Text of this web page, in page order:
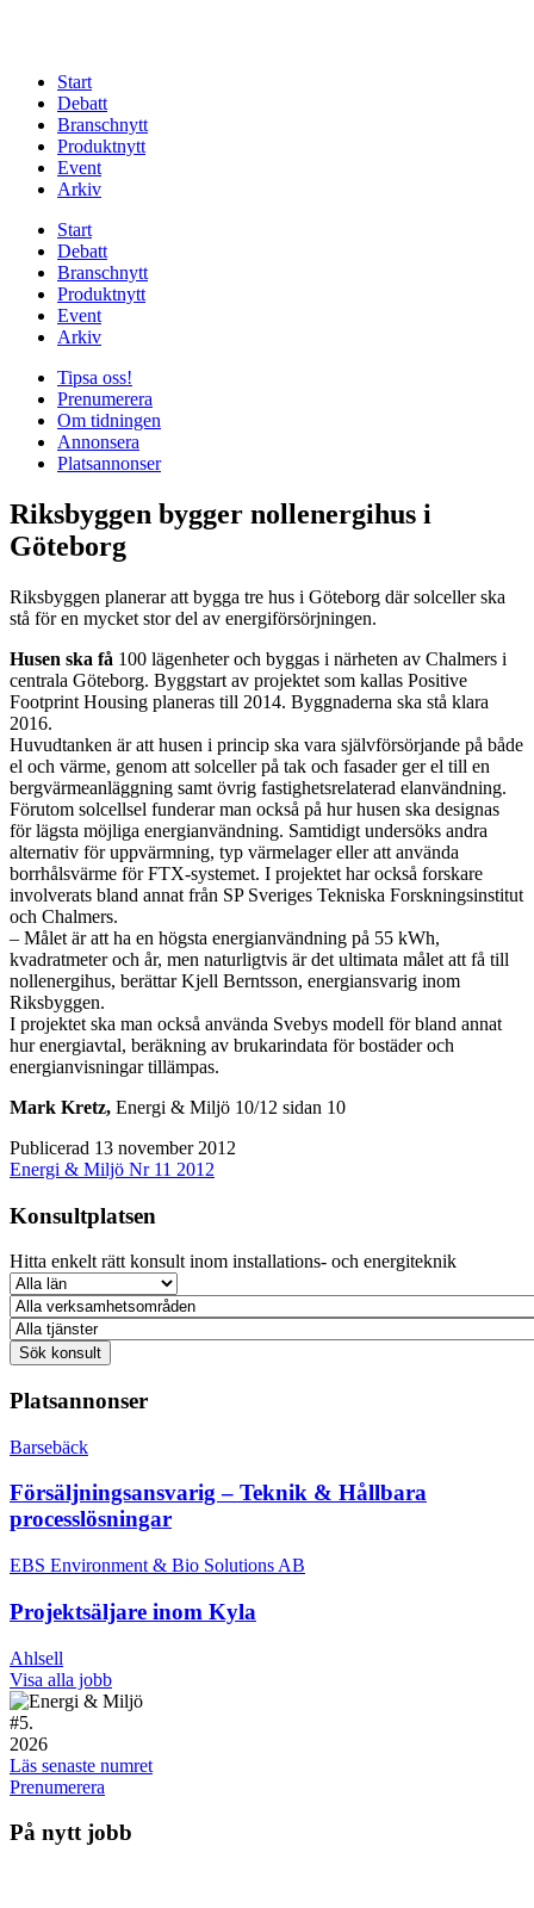
Start
Debatt
Branschnytt
Produktnytt
Event
Arkiv
Start
Debatt
Branschnytt
Produktnytt
Event
Arkiv
Tipsa oss!
Prenumerera
Om tidningen
Annonsera
Platsannonser
Riksbyggen bygger nollenergihus i
Göteborg
Riksbyggen planerar att bygga tre hus i Göteborg där solceller ska
stå för en mycket stor del av energiförsörjningen.
Husen ska få 100 lägenheter och byggas i närheten av Chalmers i
centrala Göteborg. Byggstart av projektet som kallas Positive
Footprint Housing planeras till 2014. Byggnaderna ska stå klara
2016.
Huvudtanken är att husen i princip ska vara självförsörjande på både
el och värme, genom att solceller på tak och fasader ger el till en
bergvärmeanläggning samt övrig fastighetsrelaterad elanvändning.
Förutom solcellsel funderar man också på hur husen ska designas
för lägsta möjliga energianvändning. Samtidigt undersöks andra
alternativ för uppvärmning, typ värmelager eller att använda
borrhålsvärme för FTX-systemet. I projektet har också forskare
involverats bland annat från SP Sveriges Tekniska Forskningsinstitut
och Chalmers.
– Målet är att ha en högsta energianvändning på 55 kWh,
kvadratmeter och år, men naturligtvis är det ultimata målet att få till
nollenergihus, berättar Kjell Berntsson, energiansvarig inom
Riksbyggen.
I projektet ska man också använda Svebys modell för bland annat
hur energiavtal, beräkning av brukarindata för bostäder och
energianvisningar tillämpas.
Mark Kretz, Energi & Miljö 10/12 sidan 10
Publicerad 13 november 2012
Energi & Miljö Nr 11 2012
Konsultplatsen
Hitta enkelt rätt konsult inom installations- och energiteknik
Platsannonser
Barsebäck
Försäljningsansvarig – Teknik & Hållbara
processlösningar
EBS Environment & Bio Solutions AB
Projektsäljare inom Kyla
Ahlsell
Visa alla jobb
#5.
2026
Läs senaste numret
Prenumerera
På nytt jobb